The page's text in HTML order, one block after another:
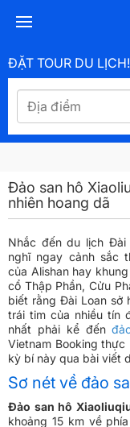
ĐẶT TOUR DU LỊCH!
Đảo san hô
nhiên hoang dã
Nhắc đến du lịch Đài
nghĩ ngay cảnh sắc
của Alishan hay
cổ Thập Phần, Cửu
biết rằng Đài Loan sở
trái tim của nhiều tín
nhất phải kể đến
Vietnam Booking thực
kỳ bí này qua bài viết
Sơ nét về đảo
Đảo san hô
khoảng 15 km về